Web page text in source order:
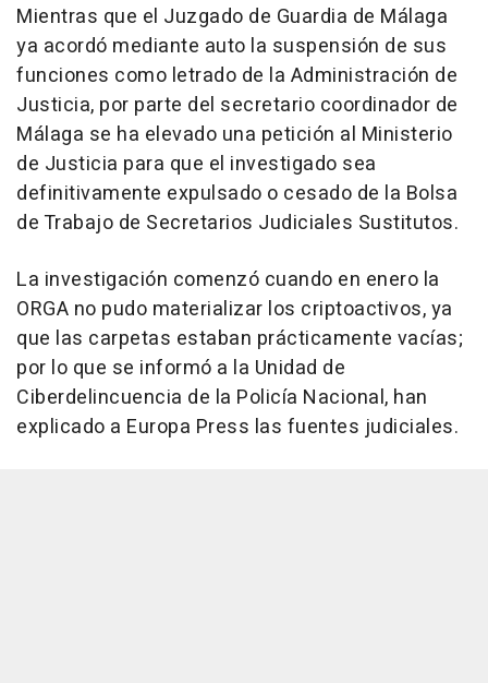
Mientras que el Juzgado de Guardia de Málaga
ya acordó mediante auto la suspensión de sus
funciones como letrado de la Administración de
Justicia, por parte del secretario coordinador de
Málaga se ha elevado una petición al Ministerio
de Justicia para que el investigado sea
definitivamente expulsado o cesado de la Bolsa
de Trabajo de Secretarios Judiciales Sustitutos.
La investigación comenzó cuando en enero la
ORGA no pudo materializar los criptoactivos, ya
que las carpetas estaban prácticamente vacías;
por lo que se informó a la Unidad de
Ciberdelincuencia de la Policía Nacional, han
explicado a Europa Press las fuentes judiciales.